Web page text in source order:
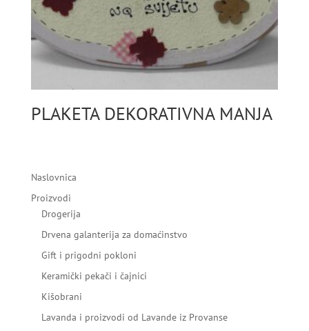
PLAKETA DEKORATIVNA MANJA
Naslovnica
Proizvodi
Drogerija
Drvena galanterija za domaćinstvo
Gift i prigodni pokloni
Keramički pekači i čajnici
Kišobrani
Lavanda i proizvodi od Lavande iz Provanse